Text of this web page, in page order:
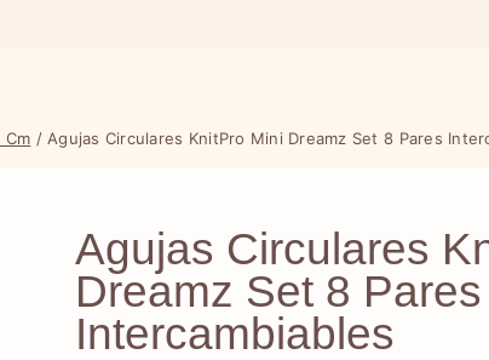
Cm / Agujas Circulares KnitPro Mini Dreamz Set 8 Pares
Agujas Circulares
Dreamz Set 8 Pares
Intercambiables